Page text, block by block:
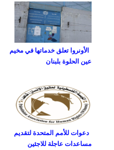
الأونروا تعلق خدماتها في مخيم
عين الحلوة بلبنان
دعوات للأمم المتحدة لتقديم
مساعدات عاجلة للاجئين